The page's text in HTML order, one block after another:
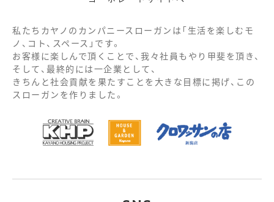
私たちカヤノのカンパニースローガンは「生活を楽しむモ
ノ、コト、スペース」です。
お客様に楽しんで頂くことで、我々社員もやり甲斐を頂き、
そして、最終的には一企業として、
きちんと社会貢献を果たすことを大きな目標に掲げ、この
スローガンを作りました。